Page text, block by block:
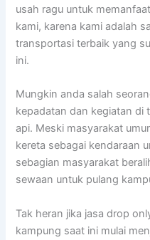
usah ragu untuk
kami, karena kami adalah
transportasi terbaik yang
ini.
Mungkin anda salah
kepadatan dan kegiatan di
api. Meski masyarakat
kereta sebagai kendaraan
sebagian masyarakat
sewaan untuk pulang
Tak heran jika jasa drop
kampung saat ini mulai